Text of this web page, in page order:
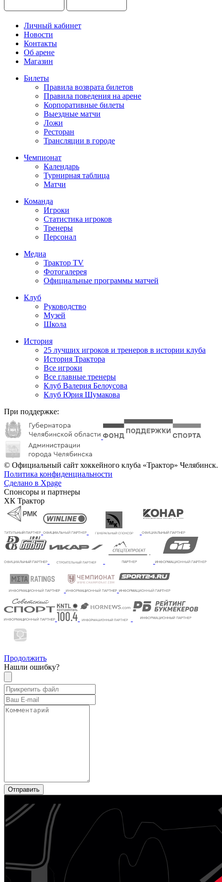
Личный кабинет
Новости
Контакты
Об арене
Магазин
Билеты
Правила возврата билетов
Правила поведения на арене
Корпоративные билеты
Выездные матчи
Ложи
Ресторан
Трансляции в городе
Чемпионат
Календарь
Турнирная таблица
Матчи
Команда
Игроки
Статистика игроков
Тренеры
Персонал
Медиа
Трактор TV
Фотогалерея
Официальные программы матчей
Клуб
Руководство
Музей
Школа
История
25 лучших игроков и тренеров в истории клуба
История Трактора
Все игроки
Все главные тренеры
Клуб Валерия Белоусова
Клуб Юрия Шумакова
При поддержке:
© Официальный сайт хоккейного клуба «Трактор» Челябинск.
Политика конфиденциальности
Сделано в Xpage
Спонсоры и партнеры
ХК Трактор
Продолжить
Нашли ошибку?